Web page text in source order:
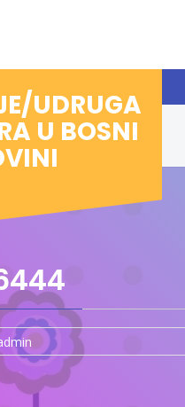
UDRUGA
U BOSNI